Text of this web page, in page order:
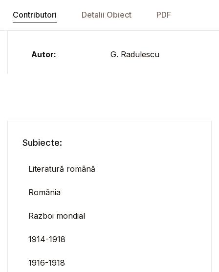
Contributori Detalii Obiect PDF
Autor: G. Radulescu
Subiecte:
Literatură română
România
Razboi mondial
1914-1918
1916-1918